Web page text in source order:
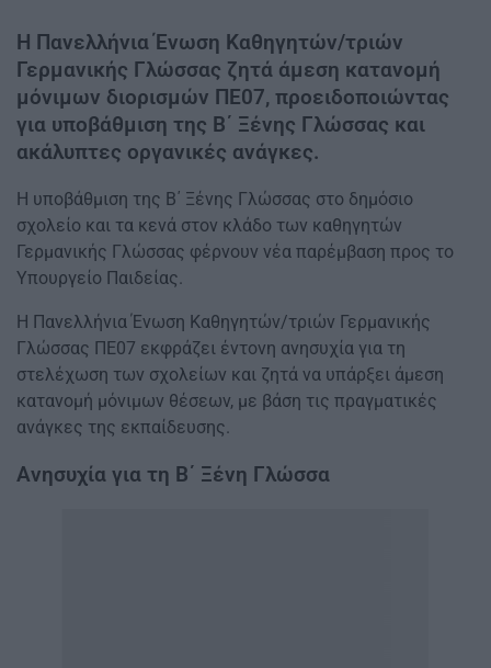
Η Πανελλήνια Ένωση Καθηγητών/τριών
Γερμανικής Γλώσσας ζητά άμεση κατανομή
μόνιμων διορισμών ΠΕ07, προειδοποιώντας
για υποβάθμιση της Β΄ Ξένης Γλώσσας και
ακάλυπτες οργανικές ανάγκες.
Η υποβάθμιση της Β΄ Ξένης Γλώσσας στο δημόσιο
σχολείο και τα κενά στον κλάδο των καθηγητών
Γερμανικής Γλώσσας φέρνουν νέα παρέμβαση προς το
Υπουργείο Παιδείας.
Η Πανελλήνια Ένωση Καθηγητών/τριών Γερμανικής
Γλώσσας ΠΕ07 εκφράζει έντονη ανησυχία για τη
στελέχωση των σχολείων και ζητά να υπάρξει άμεση
κατανομή μόνιμων θέσεων, με βάση τις πραγματικές
ανάγκες της εκπαίδευσης.
Ανησυχία για τη Β΄ Ξένη Γλώσσα